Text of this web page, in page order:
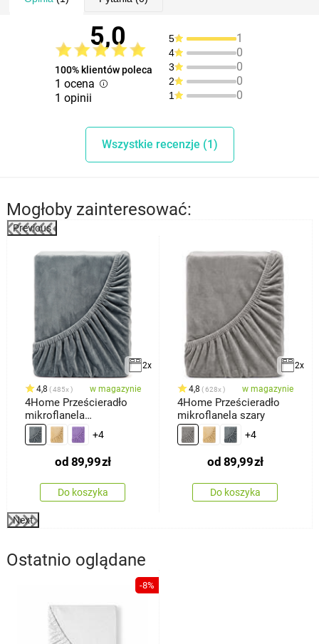
5,0
100% klientów poleca
1 ocena
1 opinii
5 1
4 0
3 0
2 0
1 0
Wszystkie recenzje (1)
Mogłoby zainteresować:
Previous
2x
4,8 485x w magazynie
4Home Prześcieradło
mikroflanela
ciemnoszary
+4
od 89,99zł
Do koszyka
2x
4,8 628x w magazynie
4Home Prześcieradło
mikroflanela szary
+4
od 89,99zł
Do koszyka
Next
Ostatnio oglądane
-8%